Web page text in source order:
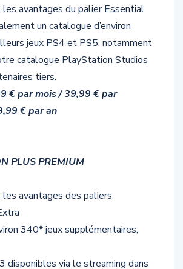
avantages du palier Essential
un catalogue d’environ
jeux PS4 et PS5, notamment
catalogue PlayStation Studios
tiers.
€ par mois / 39,99 € par
€ par an
PLUS PREMIUM
avantages des paliers
340* jeux supplémentaires,
disponibles via le streaming dans